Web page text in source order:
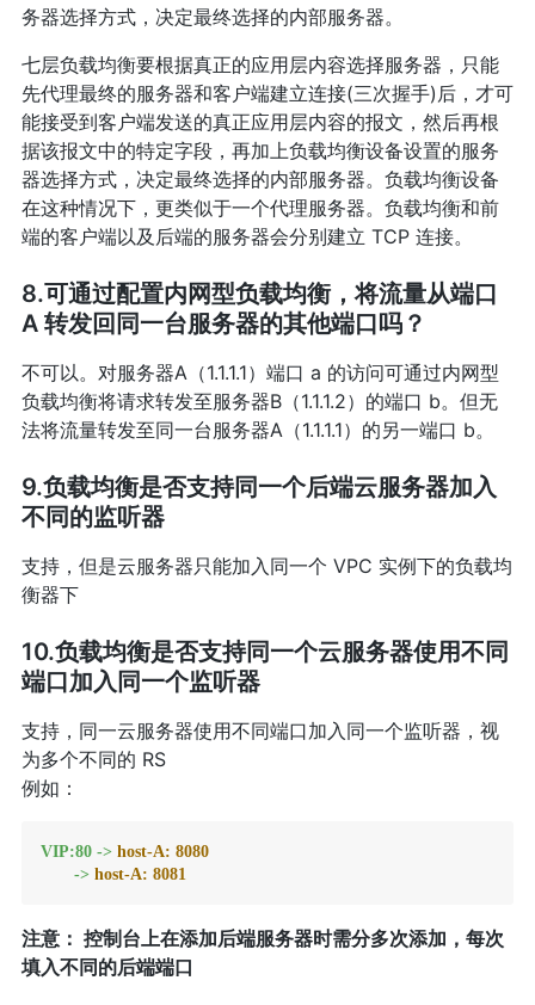
务器选择方式，决定最终选择的内部服务器。
七层负载均衡要根据真正的应用层内容选择服务器，只能
先代理最终的服务器和客户端建立连接(三次握手)后，才可
能接受到客户端发送的真正应用层内容的报文，然后再根
据该报文中的特定字段，再加上负载均衡设备设置的服务
器选择方式，决定最终选择的内部服务器。负载均衡设备
在这种情况下，更类似于一个代理服务器。负载均衡和前
端的客户端以及后端的服务器会分别建立 TCP 连接。
8.可通过配置内网型负载均衡，将流量从端口
A 转发回同一台服务器的其他端口吗？
不可以。对服务器A（1.1.1.1）端口 a 的访问可通过内网型
负载均衡将请求转发至服务器B（1.1.1.2）的端口 b。但无
法将流量转发至同一台服务器A（1.1.1.1）的另一端口 b。
9.负载均衡是否支持同一个后端云服务器加入
不同的监听器
支持，但是云服务器只能加入同一个 VPC 实例下的负载均
衡器下
10.负载均衡是否支持同一个云服务器使用不同
端口加入同一个监听器
支持，同一云服务器使用不同端口加入同一个监听器，视
为多个不同的 RS
例如：
VIP:80 -> host-A: 8080
-> host-A: 8081
注意： 控制台上在添加后端服务器时需分多次添加，每次
填入不同的后端端口